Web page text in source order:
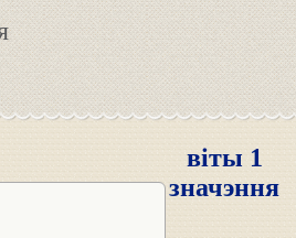
віты 1
значэння